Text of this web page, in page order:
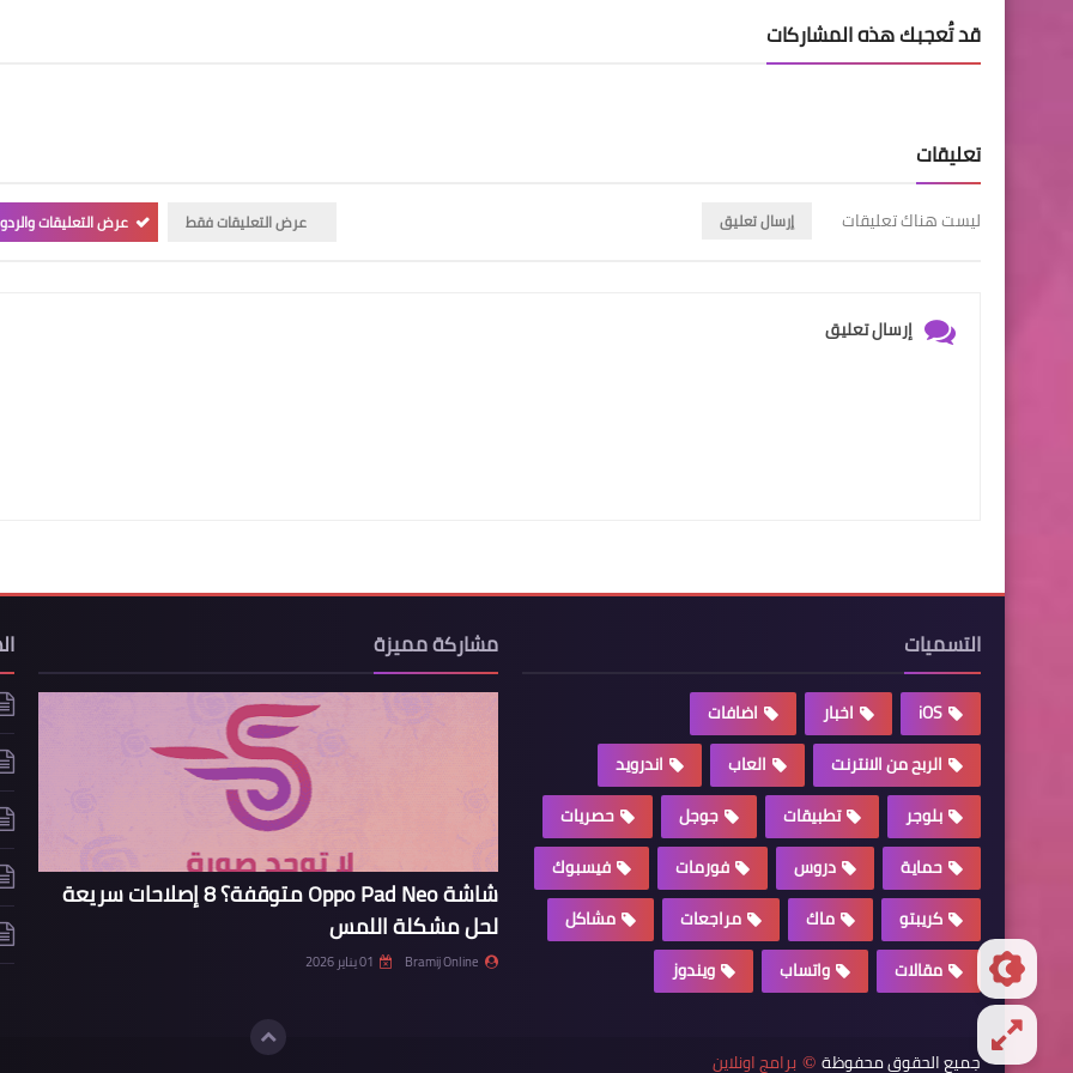
قد تُعجبك هذه المشاركات
تعليقات
ليست هناك تعليقات إرسال تعليق عرض التعليقات فقط عرض التعليقات
إرسال تعليق
التسميات
iOS اخبار
اضافات
الربح من الانترنت
العاب
اندرويد
بلوجر
تطبيقات جوجل
حصريات
حماية
دروس فورمات
فيسبوك
كريبتو
ماك مراجعات
مشاكل
مقالات
واتساب ويندوز
مشاركة مميزة
شاشة Oppo Pad Neo متوقفة؟ 8 إصلاحات سريعة
لحل مشكلة اللمس
Bramij Online 01 يناير 2026
جميع الحقوق محفوظة © برامج اونلاين